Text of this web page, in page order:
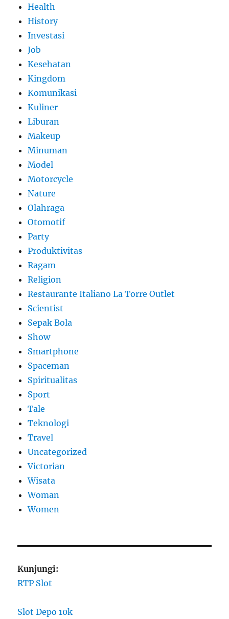
Health
History
Investasi
Job
Kesehatan
Kingdom
Komunikasi
Kuliner
Liburan
Makeup
Minuman
Model
Motorcycle
Nature
Olahraga
Otomotif
Party
Produktivitas
Ragam
Religion
Restaurante Italiano La Torre Outlet
Scientist
Sepak Bola
Show
Smartphone
Spaceman
Spiritualitas
Sport
Tale
Teknologi
Travel
Uncategorized
Victorian
Wisata
Woman
Women
Kunjungi:
RTP Slot
Slot Depo 10k